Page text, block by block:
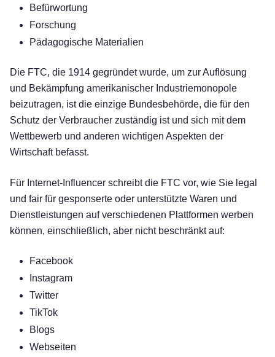
Befürwortung
Forschung
Pädagogische Materialien
Die FTC, die 1914 gegründet wurde, um zur Auflösung
und Bekämpfung amerikanischer Industriemonopole
beizutragen, ist die einzige Bundesbehörde, die für den
Schutz der Verbraucher zuständig ist und sich mit dem
Wettbewerb und anderen wichtigen Aspekten der
Wirtschaft befasst.
Für Internet-Influencer schreibt die FTC vor, wie Sie legal
und fair für gesponserte oder unterstützte Waren und
Dienstleistungen auf verschiedenen Plattformen werben
können, einschließlich, aber nicht beschränkt auf:
Facebook
Instagram
Twitter
TikTok
Blogs
Webseiten